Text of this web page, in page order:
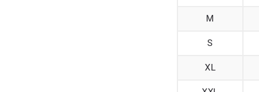
M
S
XL